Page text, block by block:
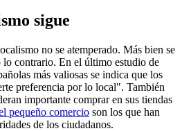
sigue
no se atemperado. Más bien se
contrario. En el último estudio de
más valiosas se indica que los
preferencia por lo local". También
importante comprar en sus tiendas
pequeño comercio son los que han
de los ciudadanos.